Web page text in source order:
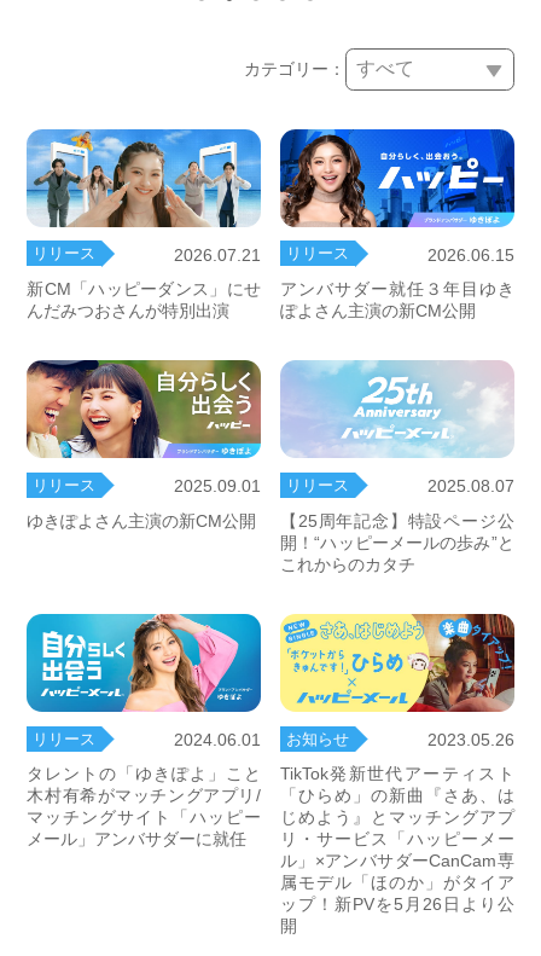
カテゴリー：
リリース
2026.07.21
新CM「ハッピーダンス」にせ
んだみつおさんが特別出演
リリース
2026.06.15
アンバサダー就任３年目ゆき
ぽよさん主演の新CM公開
リリース
2025.09.01
ゆきぽよさん主演の新CM公開
リリース
2025.08.07
【25周年記念】特設ページ公
開！“ハッピーメールの歩み”と
これからのカタチ
リリース
2024.06.01
タレントの「ゆきぽよ」こと
木村有希がマッチングアプリ/
マッチングサイト「ハッピー
メール」アンバサダーに就任
お知らせ
2023.05.26
TikTok発新世代アーティスト
「ひらめ」の新曲『さあ、は
じめよう』とマッチングアプ
リ・サービス「ハッピーメー
ル」×アンバサダーCanCam専
属モデル「ほのか」がタイア
ップ！新PVを5月26日より公
開